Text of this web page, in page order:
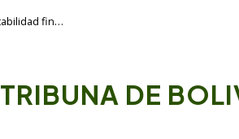
La importancia de la Ley de Banca de 1933 en la estabilidad financiera
TRIBUNA DE